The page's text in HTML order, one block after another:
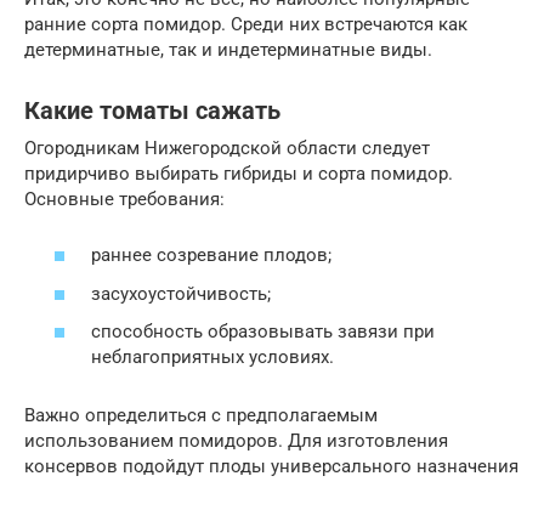
ранние сорта помидор. Среди них встречаются как
детерминатные, так и индетерминатные виды.
Какие томаты сажать
Огородникам Нижегородской области следует
придирчиво выбирать гибриды и сорта помидор.
Основные требования:
раннее созревание плодов;
засухоустойчивость;
способность образовывать завязи при
неблагоприятных условиях.
Важно определиться с предполагаемым
использованием помидоров. Для изготовления
консервов подойдут плоды универсального назначения